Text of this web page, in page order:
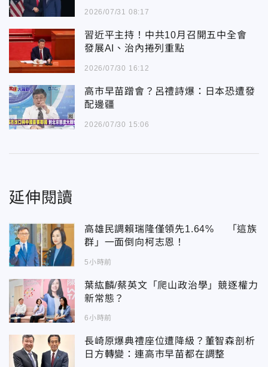
2026/07/31 08:17
習近平主持！中共10月召開五中全會
發展AI、治內捲列重點
2026/07/30 16:12
高市早苗蹭會？呂禮詩爆：日本恐遭發
配邊疆
2026/07/30 15:06
延伸閱讀
高雄民調賴瑞隆僅領先1.64% 「這族
群」一面倒向柯志恩！
5小時前
葉紘麟/蔡英文「爬山政治學」競逐權力
新常態？
6小時前
長崎原爆典禮座位遭降級？董智森剖析
日方轉變：連高市早苗都在調整